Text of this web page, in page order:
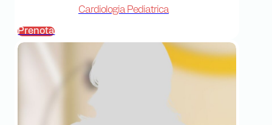
Cardiologia Pediatrica
Prenota